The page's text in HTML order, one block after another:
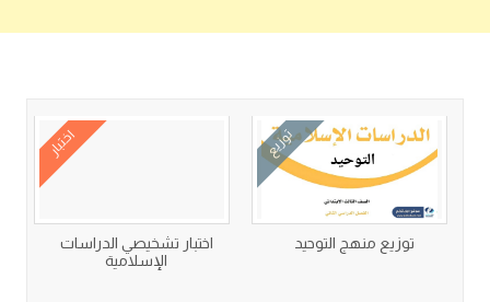
توزيع
توزيع منهج التوحيد
اختبار
اختبار تشخيصي الدراسات
الإسلامية